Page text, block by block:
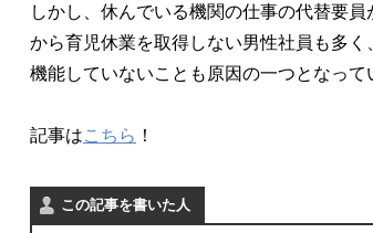
しかし、休んでいる機関の仕事の代替要
から育児休業を取得しない男性社員も多
機能していないことも原因の一つとなって
記事はこちら ！
この記事を書いた人